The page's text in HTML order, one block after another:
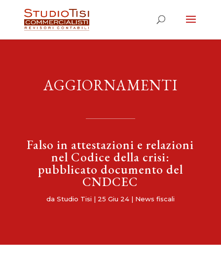
AGGIORNAMENTI
Falso in attestazioni e relazioni
nel Codice della crisi:
pubblicato documento del
CNDCEC
da Studio Tisi | 25 Giu 24| News fiscali